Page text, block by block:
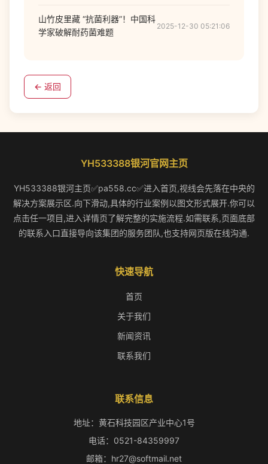
山竹皮里藏 “抗菌利器”！中国科
学家破解耐药菌难题
2025-12-30 05:21:06
← 返回
YH533388银河官网主页
YH533388银河主页✅pa558.cc✅进入首页,视线会先落在中央的
解决方案展示区.向下滑动,具体的行业案例以图文形式展开.你可以
点击任一项目,进入详情页了解完整的实施流程.如需联系,页面底部
的联系入口直接导向该集团的服务团队,也支持网页版在线沟通.
快速导航
首页
关于我们
新闻资讯
联系我们
联系信息
地址：黄石科技园区产业中心1号
电话：0521-84359997
邮箱：hr27@softmail.net